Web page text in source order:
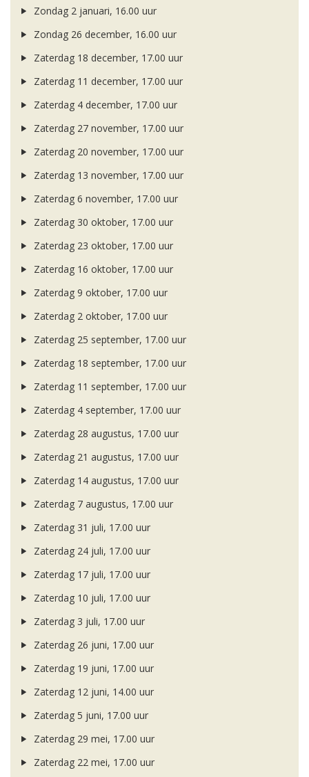
Zondag 2 januari, 16.00 uur
Zondag 26 december, 16.00 uur
Zaterdag 18 december, 17.00 uur
Zaterdag 11 december, 17.00 uur
Zaterdag 4 december, 17.00 uur
Zaterdag 27 november, 17.00 uur
Zaterdag 20 november, 17.00 uur
Zaterdag 13 november, 17.00 uur
Zaterdag 6 november, 17.00 uur
Zaterdag 30 oktober, 17.00 uur
Zaterdag 23 oktober, 17.00 uur
Zaterdag 16 oktober, 17.00 uur
Zaterdag 9 oktober, 17.00 uur
Zaterdag 2 oktober, 17.00 uur
Zaterdag 25 september, 17.00 uur
Zaterdag 18 september, 17.00 uur
Zaterdag 11 september, 17.00 uur
Zaterdag 4 september, 17.00 uur
Zaterdag 28 augustus, 17.00 uur
Zaterdag 21 augustus, 17.00 uur
Zaterdag 14 augustus, 17.00 uur
Zaterdag 7 augustus, 17.00 uur
Zaterdag 31 juli, 17.00 uur
Zaterdag 24 juli, 17.00 uur
Zaterdag 17 juli, 17.00 uur
Zaterdag 10 juli, 17.00 uur
Zaterdag 3 juli, 17.00 uur
Zaterdag 26 juni, 17.00 uur
Zaterdag 19 juni, 17.00 uur
Zaterdag 12 juni, 14.00 uur
Zaterdag 5 juni, 17.00 uur
Zaterdag 29 mei, 17.00 uur
Zaterdag 22 mei, 17.00 uur